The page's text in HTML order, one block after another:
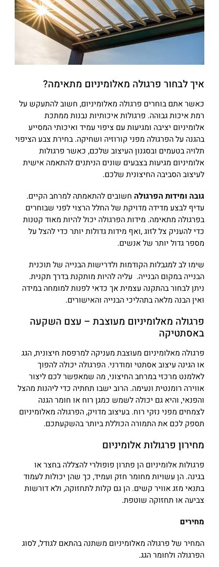
איך לבחור פרגולה מאלומיניום מתאימה?
כאשר אתם בוחרים פרגולה מאלומיניום, חשוב להתעקש על
רמת איכות גבוהה. פרגולות איכותיות נבנות ממתכת
אלומיניום יציבה ומגיעות עם ציפוי עמיד ואיכותי המסייע
בהגנה על הפרגולה מפני קורוזיה ושחיקה. בחירת צבע הציפוי
תלויה בטעמים ובסגנון העיצוב שלכם, כאשר פרגולות
אלומיניום מגיעות בצבעים שונים הניתנים להתאמה אישית
לעיצוב הסביבה החיצונית שלכם.
גובה ומידות הפרגולה חשובים להתאמתה למרחב הקיים.
עדיף לבצע מדידה מדויקת של החלל הרצוי לפני שבוחרים
בפרגולה מתאימה. מידות הפרגולה יכול להיות מאוד קטנות
כדי להעניק צל לזוג ,ואף מידות גדולות יותר כדי להצל על
מספר גדול יותר של אנשים.
שימו לב למגבלות הקודמות ולדרישות הבנייה של תוכנית
הבנייה במקום הבנייה. עליה להיות מותקנת בדרך תקנית.
ניתן לבחור בהתקנה עצמית אך כדאי לפנות למומחה במידה
ואין הבנה מלאה בתהליכי הבנייה והאישורים.
פרגולה מאלומיניום מעוצבת – עצם השקעה
באסתטיקה
פרגולה מאלומיניום מעוצבת מעניקה למרפסת חיצונית, הגג
או הגינה עיצוב אסתטי ומודרני. הפרגולה יכולה להפוך
לאלמנט מרכזי במרחב החיצוני, מה שמאפשר לכם ליצור
אווירה רומנטית ונעימה. הרוב ישבו תחתיה כדי ליהנות מהצל
והפנאי, והיא גם יכולה לשמש כמגן רוח או חומר הגנה
לצמחים מפני נזקי רוח. בעיצוב מדויק, הפרגולה מאלומיניום
תספק לכם את התמורה הכוללת ביותר בהשקעתכם.
מחירון פרגולות אלומיניום
פרגולות אלומיניום הן פתרון פופולרי להצללה בחצר או
בגינה. הן עשויות מחומר חזק ועמיד, כך שהן יכולות לעמוד
בתנאי מזג אוויר קשים. הן גם קלות לתחזוקה, ולא דורשות
צביעה או תחזוקה שוטפת.
מחירים
המחיר של פרגולה מאלומיניום משתנה בהתאם לגודל, לסוג
הפרגולה ולחומר הגג.